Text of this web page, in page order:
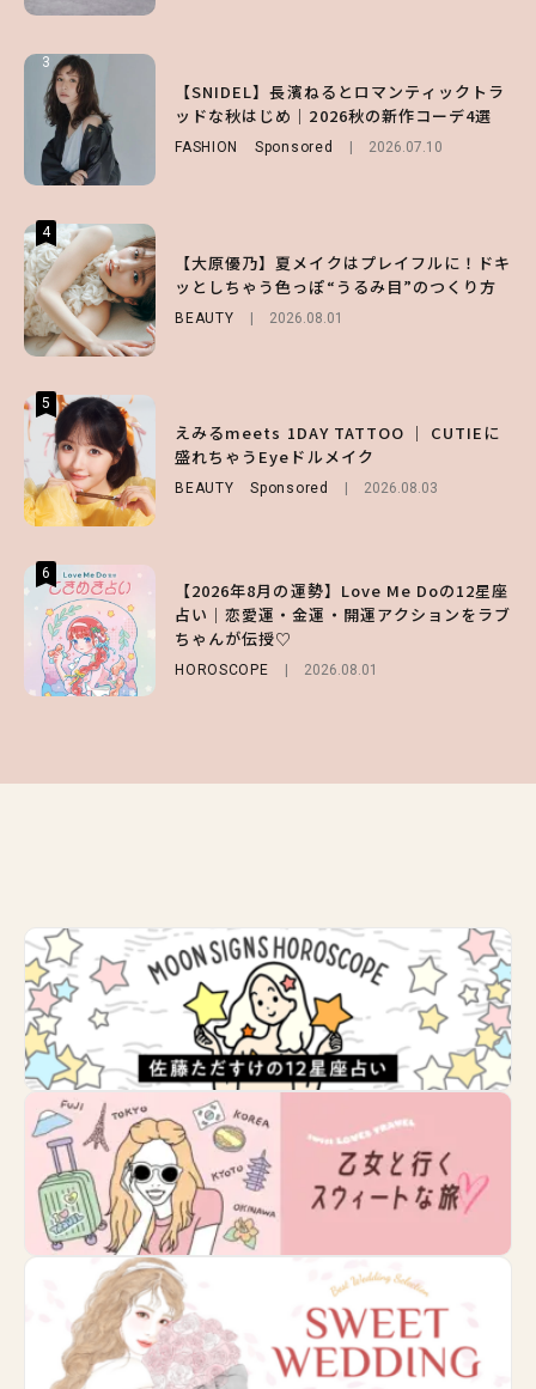
3
【SNIDEL】長濱ねるとロマンティックトラ
ッドな秋はじめ｜2026秋の新作コーデ4選
FASHION Sponsored 2026.07.10
4
【大原優乃】夏メイクはプレイフルに！ドキ
ッとしちゃう色っぽ“うるみ目”のつくり方
BEAUTY 2026.08.01
5
えみるmeets 1DAY TATTOO ｜ CUTIEに
盛れちゃうEyeドルメイク
BEAUTY Sponsored 2026.08.03
6
【2026年8月の運勢】Love Me Doの12星座
占い｜恋愛運・金運・開運アクションをラブ
ちゃんが伝授♡
HOROSCOPE 2026.08.01
3
【森香澄】理想のスタイルはどう作る？体型
キープの秘訣や夏の過ごし方など独占インタ
ビュー！
ENTERTAINMENT 2026.07.31
4
る⁉ 39店舗限定『My フルーツ³ フラペチー
ノ®』を徹底レポ♡
5
【ALD1】グループの魅力＆素顔に迫る♡ 一
問一答をお届け！【sweet web独占】
ENTERTAINMENT 2026.08.03
6
【SNIDEL】長濱ねるとロマンティックトラ
ッドな秋はじめ｜2026秋の新作コーデ4選
3
【谷まりあ】夏は“シアースカート”でさり
げなく肌見せ！透け感のニュアンスを楽しめ
るマストハブアイテム4選
4
第1弾の気になるメニュー＆限定グッズを総
チェック！
5
月直伝♡ ドライシャンプー「バティスト」
を使ったプロ級スタイリング3選
Sponsored
6
【GU】夏の“主役級”アイテム決定！ヘルシ
ー＆可愛すぎる「大人の肌見せ」トップス3
選
FASHION 2026.07.19